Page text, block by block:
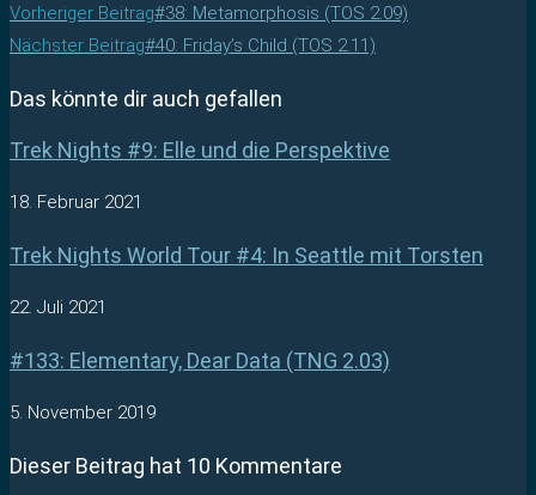
Vorheriger Beitrag#38: Metamorphosis (TOS 2.09)
Nächster Beitrag#40: Friday’s Child (TOS 2.11)
Das könnte dir auch gefallen
Trek Nights #9: Elle und die Perspektive
18. Februar 2021
Trek Nights World Tour #4: In Seattle mit Torsten
22. Juli 2021
#133: Elementary, Dear Data (TNG 2.03)
5. November 2019
Dieser Beitrag hat 10 Kommentare